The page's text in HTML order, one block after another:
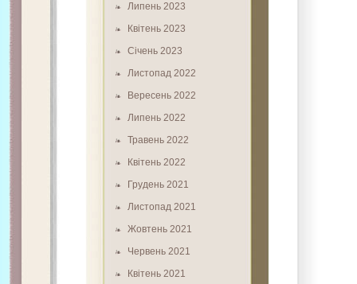
Липень 2023
Квітень 2023
Січень 2023
Листопад 2022
Вересень 2022
Липень 2022
Травень 2022
Квітень 2022
Грудень 2021
Листопад 2021
Жовтень 2021
Червень 2021
Квітень 2021